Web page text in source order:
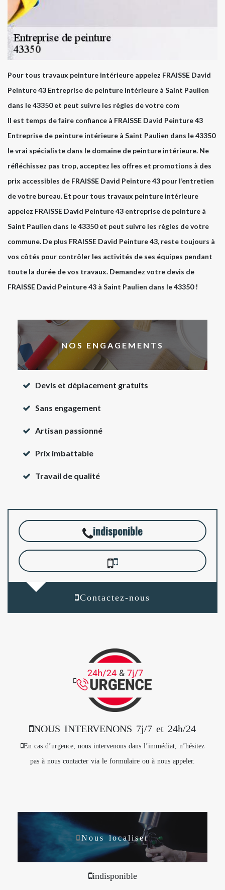
Pour tous travaux peinture intérieure appelez FRAISSE David
Peinture 43 Entreprise de peinture intérieure à Saint Paulien
dans le 43350 et peut suivre les règles de votre com
Il est temps de faire confiance à FRAISSE David Peinture 43
Entreprise de peinture intérieure à Saint Paulien dans le 43350
le vrai spécialiste dans le domaine de peinture intérieure. Ne
réfléchissez pas trop, acceptez les offres et promotions à des
prix accessibles de FRAISSE David Peinture 43 pour l’entretien
de votre bureau. Et pour tous travaux peinture intérieure
appelez FRAISSE David Peinture 43 entreprise de peinture à
Saint Paulien dans le 43350 et peut suivre les règles de votre
commune. De plus FRAISSE David Peinture 43, reste toujours à
vos côtés pour contrôler les activités de ses équipes pendant
toute la durée de vos travaux. Demandez votre devis de
FRAISSE David Peinture 43 à Saint Paulien dans le 43350 !
NOS ENGAGEMENTS
Devis et déplacement gratuits
Sans engagement
Artisan passionné
Prix imbattable
Travail de qualité
indisponible
Contactez-nous
NOUS INTERVENONS 7j/7 et 24h/24
En cas d’urgence, nous intervenons dans l’immédiat, n’hésitez
pas à nous contacter via le formulaire ou à nous appeler.
Nous localiser
indisponible